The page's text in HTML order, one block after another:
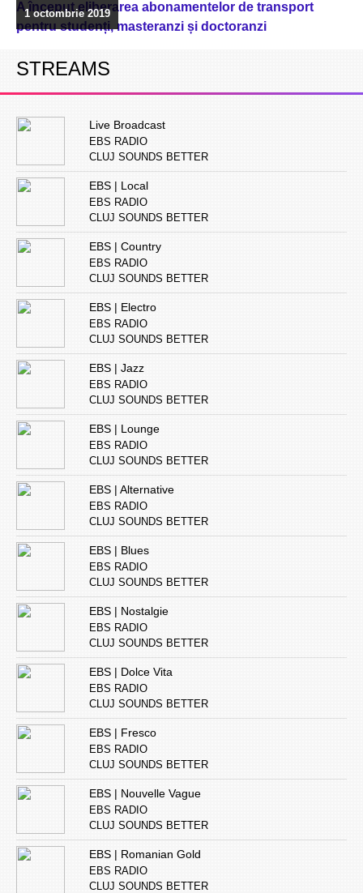
A început eliberarea abonamentelor de transport
pentru studenți, masteranzi și doctoranzi
1 octombrie 2019
STREAMS
Live Broadcast
EBS RADIO
CLUJ SOUNDS BETTER
EBS | Local
EBS RADIO
CLUJ SOUNDS BETTER
EBS | Country
EBS RADIO
CLUJ SOUNDS BETTER
EBS | Electro
EBS RADIO
CLUJ SOUNDS BETTER
EBS | Jazz
EBS RADIO
CLUJ SOUNDS BETTER
EBS | Lounge
EBS RADIO
CLUJ SOUNDS BETTER
EBS | Alternative
EBS RADIO
CLUJ SOUNDS BETTER
EBS | Blues
EBS RADIO
CLUJ SOUNDS BETTER
EBS | Nostalgie
EBS RADIO
CLUJ SOUNDS BETTER
EBS | Dolce Vita
EBS RADIO
CLUJ SOUNDS BETTER
EBS | Fresco
EBS RADIO
CLUJ SOUNDS BETTER
EBS | Nouvelle Vague
EBS RADIO
CLUJ SOUNDS BETTER
EBS | Romanian Gold
EBS RADIO
CLUJ SOUNDS BETTER